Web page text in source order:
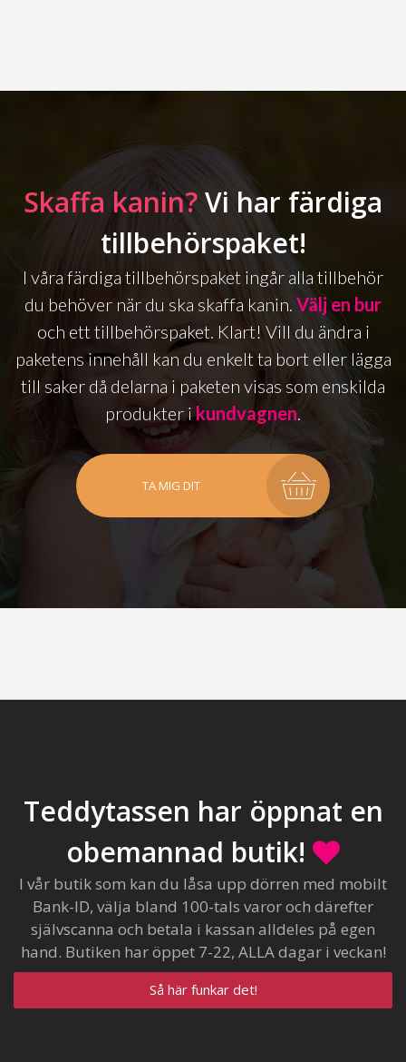
Skaffa kanin?Vi har färdiga
tillbehörspaket!
I våra färdiga tillbehörspaket ingår alla tillbehör
du behöver när du ska skaffa kanin. Välj en bur
och ett tillbehörspaket. Klart! Vill du ändra i
paketens innehåll kan du enkelt ta bort eller lägga
till saker då delarna i paketen visas som enskilda
produkter ikundvagnen
TA MIG DIT
Teddytassen har öppnat en
obemannad butik!
I vår butik som kan du låsa upp dörren med mobilt
Bank-ID, välja bland 100-tals varor och därefter
självscanna och betala i kassan alldeles på egen
hand. Butiken har öppet 7-22, ALLA dagar i veckan!
Så här funkar det!